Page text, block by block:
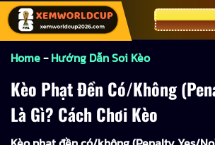
Bỏ
qua
nội
dung
CƯỢC
Home-Hướng Dẫn Soi Kèo
Kèo Phạt Đền Có/Không
Là Gì? Cách Chơi Kèo